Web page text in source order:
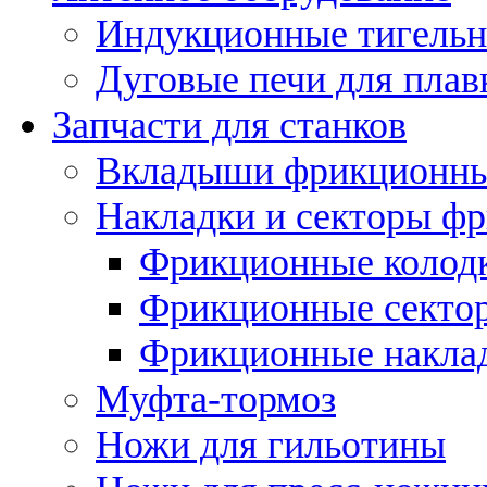
Индукционные
Дуговые печи для
Запчасти для станков
Вкладыши
Накладки и секторы
Фрикционные
Фрикционные
Фрикционные
Муфта-тормоз
Ножи для гильотины